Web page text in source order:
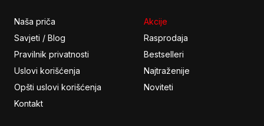
Naša priča
Savjeti / Blog
Pravilnik privatnosti
Uslovi korišćenja
Opšti uslovi korišćenja
Kontakt
Akcije
Rasprodaja
Bestselleri
Najtraženije
Noviteti